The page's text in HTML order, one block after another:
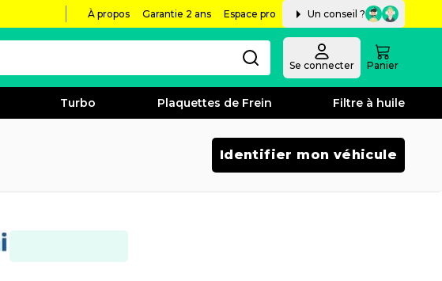
À propos Garantie 2 ans Espace pro Un conseil ?
Se connecter Panier
Turbo Plaquettes de Frein Filtre à huile
Identifier mon véhicule